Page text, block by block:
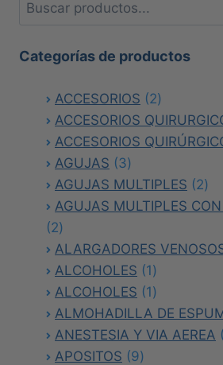
variantes.
opciones
pueden
elegir
en
la
página
de
Categorías de productos
ACCESORIOS 22
productos
ACCESORIOS
ACCESORIOS
AGUJAS 33
productos
AGUJAS MULTIPLES 22
AGUJAS MULTIPLES
22
productos
ALARGADORES
ALCOHOLES 11
producto
ALCOHOLES 11
producto
ALMOHADILLA DE
ANESTESIA Y VIA AEREA
APOSITOS 99